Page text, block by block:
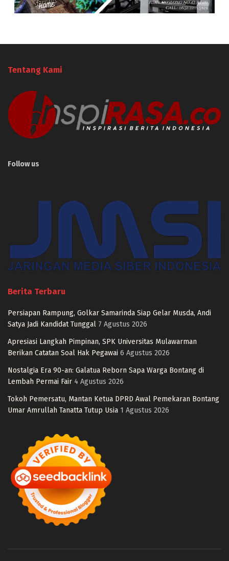
Tentang Kami
Follow us
Berita Terbaru
Persiapan Rampung, Golkar Samarinda Siap Gelar Musda, Andi
Satya Jadi Kandidat Tunggal 7 Agustus 2026
Apresiasi Langkah Pimpinan, SPK Universitas Mulawarman
Berikan Catatan Soal Hak Pegawai 6 Agustus 2026
Nostalgia Era 90-an: Galatua Reborn Sapa Warga Bontang di
Lembah Permai Fair 4 Agustus 2026
Tokoh Pemersatu, Mantan Ketua DPRD Awal Pemekaran Bontang
Umar Amrullah Tanatta Tutup Usia 1 Agustus 2026